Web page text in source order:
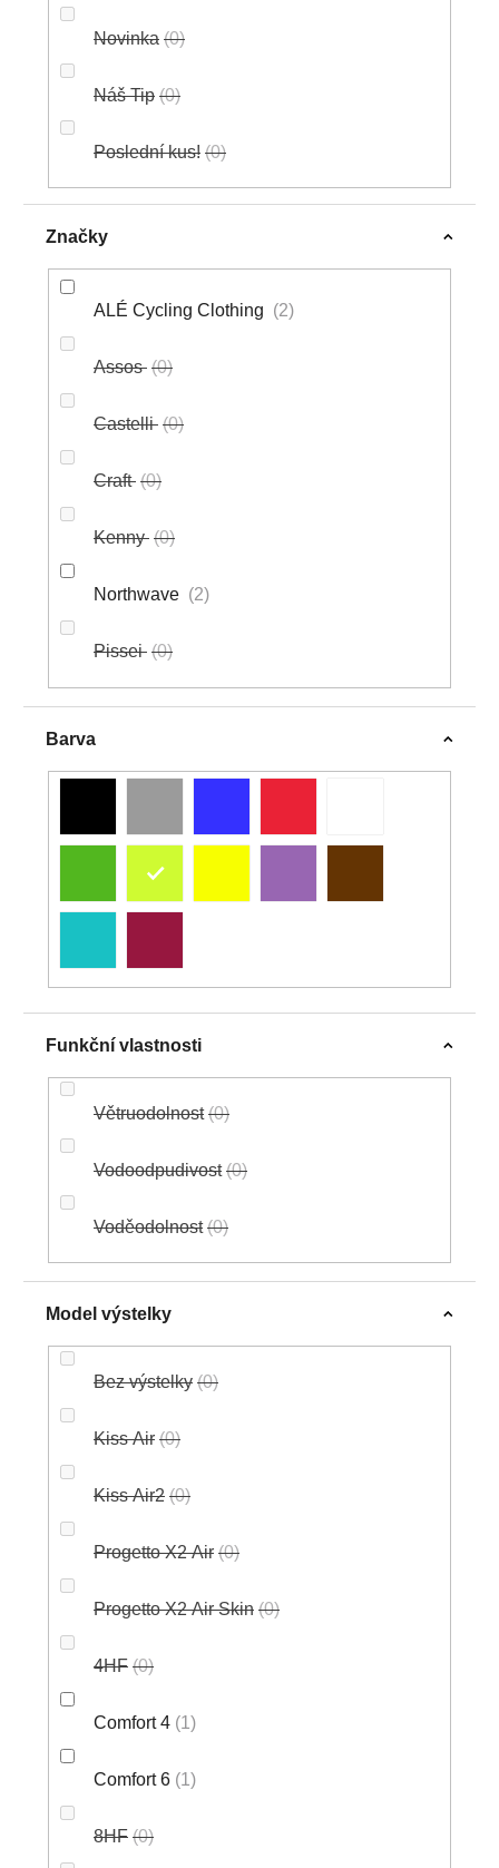
Novinka 0
Náš Tip 0
Poslední kus! 0
Značky
ALÉ Cycling Clothing 2
Assos 0
Castelli 0
Craft 0
Kenny 0
Northwave 2
Pissei 0
Barva
Funkční vlastnosti
Větruodolnost 0
Vodoodpudivost 0
Voděodolnost 0
Model výstelky
Bez výstelky 0
Kiss Air 0
Kiss Air2 0
Progetto X2 Air 0
Progetto X2 Air Skin 0
4HF 0
Comfort 4 1
Comfort 6 1
8HF 0